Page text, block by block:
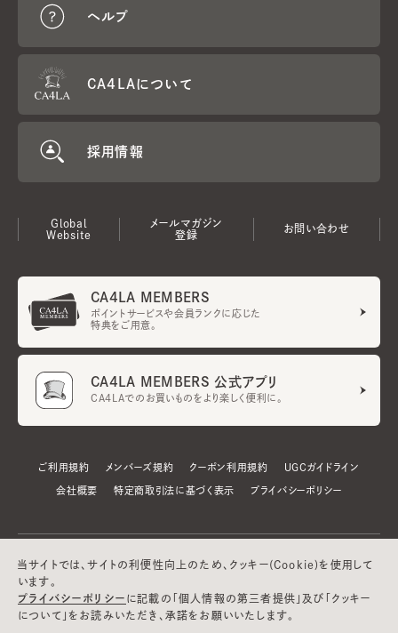
ヘルプ
CA4LAについて
採用情報
Global
Website
メールマガジン
登録
お問い合わせ
CA4LA MEMBERS
ポイントサービスや会員ランクに応じた
特典をご用意。
CA4LA MEMBERS 公式アプリ
CA4LAでのお買いものをより楽しく便利に。
ご利用規約 メンバーズ規約 クーポン利用規約 UGCガイドライン
会社概要 特定商取引法に基づく表示 プライバシーポリシー
当サイトでは、サイトの利便性向上のため、クッキー(Cookie)を使用して
います。
プライバシーポリシー に記載の「個人情報の第三者提供」及び「クッキー
について」をお読みいただき、承諾をお願いいたします。